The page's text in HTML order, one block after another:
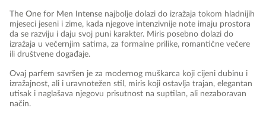
The One for Men Intense najbolje dolazi do izražaja tokom hladnijih
mjeseci jeseni i zime, kada njegove intenzivnije note imaju prostora
da se razviju i daju svoj puni karakter. Miris posebno dolazi do
izražaja u večernjim satima, za formalne prilike, romantične večere
ili društvene događaje.
Ovaj parfem savršen je za modernog muškarca koji cijeni dubinu i
izražajnost, ali i uravnotežen stil, miris koji ostavlja trajan, elegantan
utisak i naglašava njegovu prisutnost na suptilan, ali nezaboravan
način.